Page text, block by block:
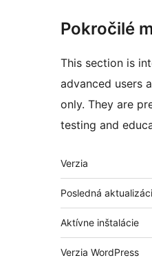
Pokročilé
This section is
advanced users
only. They are
testing and
Meta
Verzia
Posledná
Aktívne inštalácie
Verzia WordPress